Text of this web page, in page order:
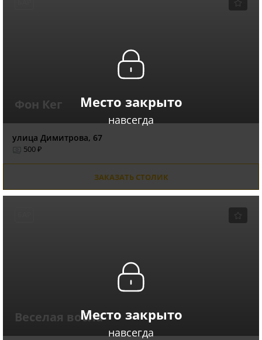
Место закрыто
навсегда
Фон Кег
улица Димитрова, 67
500 ₽
ЗАКАЗАТЬ СТОЛИК
Место закрыто
навсегда
Веселая вобла